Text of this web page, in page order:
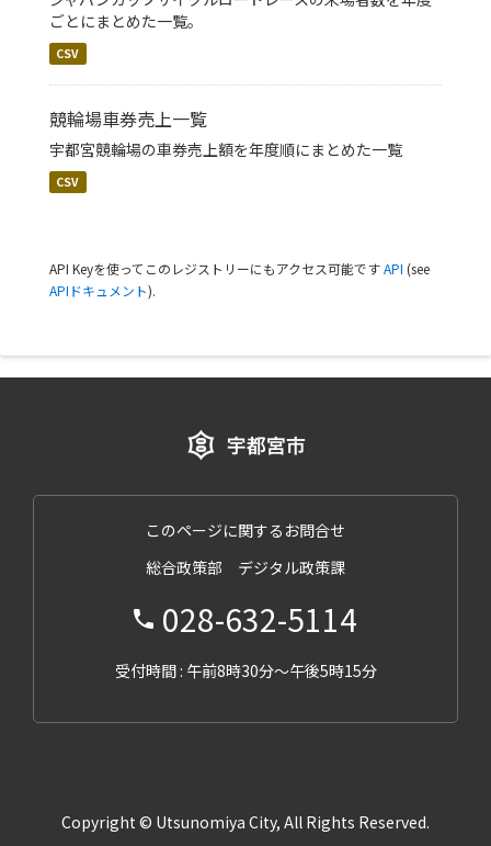
ごとにまとめた一覧。
CSV
競輪場車券売上一覧
宇都宮競輪場の車券売上額を年度順にまとめた一覧
CSV
API Keyを使ってこのレジストリーにもアクセス可能ですAPI (see
APIドキュメント).
このページに関するお問合せ
総合政策部 デジタル政策課
028-632-5114
受付時間 : 午前8時30分～午後5時15分
Copyright © Utsunomiya City, All Rights Reserved.